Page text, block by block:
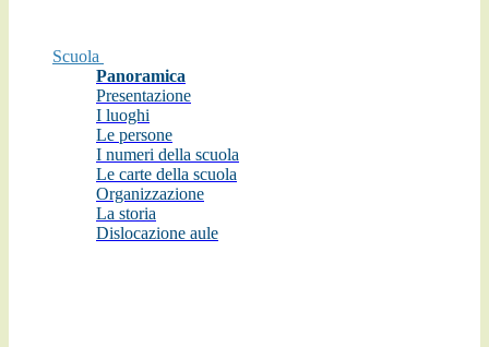
Scuola
Panoramica
Presentazione
I luoghi
Le persone
I numeri della scuola
Le carte della scuola
Organizzazione
La storia
Dislocazione aule